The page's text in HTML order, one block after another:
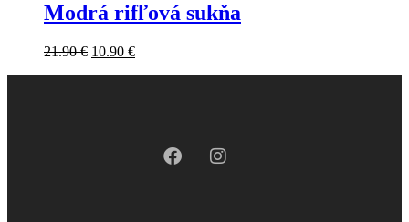
Modrá rifľová sukňa
21.90€ 10.90 €